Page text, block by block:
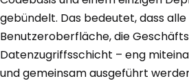
gebündelt. Das bedeutet, dass
Benutzeroberfläche, die
Datenzugriffsschicht – eng
und gemeinsam ausgeführt